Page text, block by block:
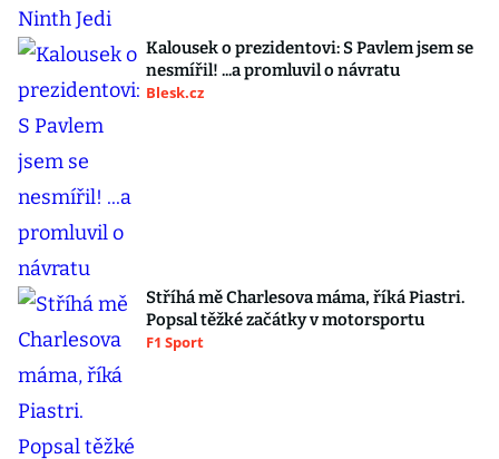
Kalousek o prezidentovi: S Pavlem jsem se
nesmířil! ...a promluvil o návratu
Blesk.cz
Stříhá mě Charlesova máma, říká Piastri.
Popsal těžké začátky v motorsportu
F1 Sport